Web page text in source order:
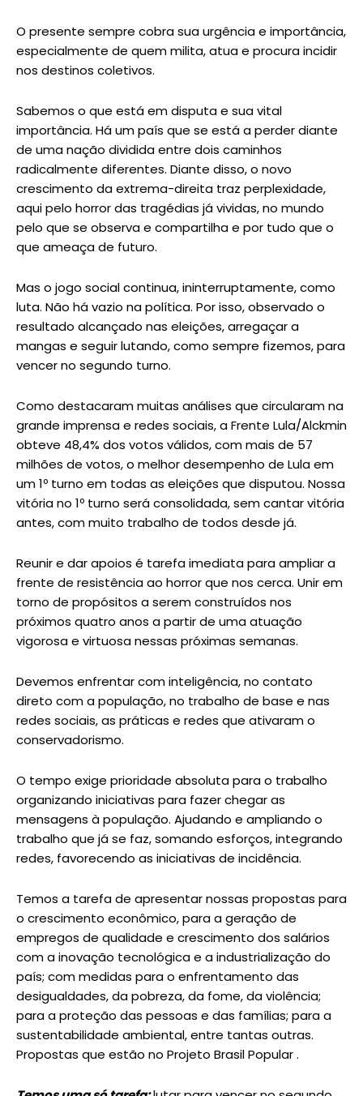
O presente sempre cobra sua urgência e importância,
especialmente de quem milita, atua e procura incidir
nos destinos coletivos.
Sabemos o que está em disputa e sua vital
importância. Há um país que se está a perder diante
de uma nação dividida entre dois caminhos
radicalmente diferentes. Diante disso, o novo
crescimento da extrema-direita traz perplexidade,
aqui pelo horror das tragédias já vividas, no mundo
pelo que se observa e compartilha e por tudo que o
que ameaça de futuro.
Mas o jogo social continua, ininterruptamente, como
luta. Não há vazio na política. Por isso, observado o
resultado alcançado nas eleições, arregaçar a
mangas e seguir lutando, como sempre fizemos, para
vencer no segundo turno.
Como destacaram muitas análises que circularam na
grande imprensa e redes sociais, a Frente Lula/Alckmin
obteve 48,4% dos votos válidos, com mais de 57
milhões de votos, o melhor desempenho de Lula em
um 1º turno em todas as eleições que disputou. Nossa
vitória no 1º turno será consolidada, sem cantar vitória
antes, com muito trabalho de todos desde já.
Reunir e dar apoios é tarefa imediata para ampliar a
frente de resistência ao horror que nos cerca. Unir em
torno de propósitos a serem construídos nos
próximos quatro anos a partir de uma atuação
vigorosa e virtuosa nessas próximas semanas.
Devemos enfrentar com inteligência, no contato
direto com a população, no trabalho de base e nas
redes sociais, as práticas e redes que ativaram o
conservadorismo.
O tempo exige prioridade absoluta para o trabalho
organizando iniciativas para fazer chegar as
mensagens à população. Ajudando e ampliando o
trabalho que já se faz, somando esforços, integrando
redes, favorecendo as iniciativas de incidência.
Temos a tarefa de apresentar nossas propostas para
o crescimento econômico, para a geração de
empregos de qualidade e crescimento dos salários
com a inovação tecnológica e a industrialização do
país; com medidas para o enfrentamento das
desigualdades, da pobreza, da fome, da violência;
para a proteção das pessoas e das famílias; para a
sustentabilidade ambiental, entre tantas outras.
Propostas que estão no Projeto Brasil Popular .